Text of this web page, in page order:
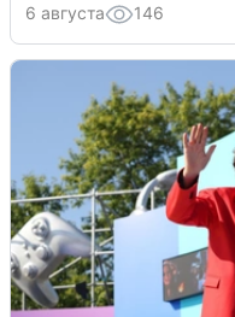
6 августа 146